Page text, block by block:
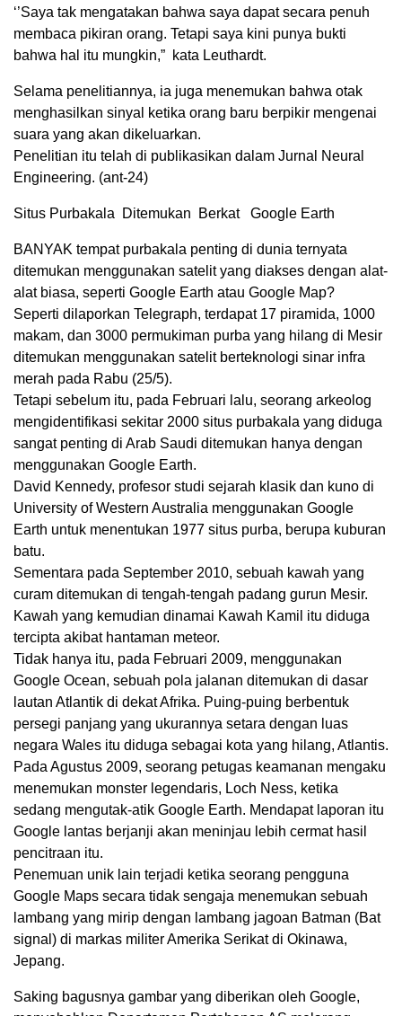
‘’Saya tak mengatakan bahwa saya dapat secara penuh
membaca pikiran orang. Tetapi saya kini punya bukti
bahwa hal itu mungkin,” kata Leuthardt.
Selama penelitiannya, ia juga menemukan bahwa otak
menghasilkan sinyal ketika orang baru berpikir mengenai
suara yang akan dikeluarkan.
Penelitian itu telah di publikasikan dalam Jurnal Neural
Engineering. (ant-24)
Situs Purbakala Ditemukan Berkat Google Earth
BANYAK tempat purbakala penting di dunia ternyata
ditemukan menggunakan satelit yang diakses dengan alat-
alat biasa, seperti Google Earth atau Google Map?
Seperti dilaporkan Telegraph, terdapat 17 piramida, 1000
makam, dan 3000 permukiman purba yang hilang di Mesir
ditemukan menggunakan satelit berteknologi sinar infra
merah pada Rabu (25/5).
Tetapi sebelum itu, pada Februari lalu, seorang arkeolog
mengidentifikasi sekitar 2000 situs purbakala yang diduga
sangat penting di Arab Saudi ditemukan hanya dengan
menggunakan Google Earth.
David Kennedy, profesor studi sejarah klasik dan kuno di
University of Western Australia menggunakan Google
Earth untuk menentukan 1977 situs purba, berupa kuburan
batu.
Sementara pada September 2010, sebuah kawah yang
curam ditemukan di tengah-tengah padang gurun Mesir.
Kawah yang kemudian dinamai Kawah Kamil itu diduga
tercipta akibat hantaman meteor.
Tidak hanya itu, pada Februari 2009, menggunakan
Google Ocean, sebuah pola jalanan ditemukan di dasar
lautan Atlantik di dekat Afrika. Puing-puing berbentuk
persegi panjang yang ukurannya setara dengan luas
negara Wales itu diduga sebagai kota yang hilang, Atlantis.
Pada Agustus 2009, seorang petugas keamanan mengaku
menemukan monster legendaris, Loch Ness, ketika
sedang mengutak-atik Google Earth. Mendapat laporan itu
Google lantas berjanji akan meninjau lebih cermat hasil
pencitraan itu.
Penemuan unik lain terjadi ketika seorang pengguna
Google Maps secara tidak sengaja menemukan sebuah
lambang yang mirip dengan lambang jagoan Batman (Bat
signal) di markas militer Amerika Serikat di Okinawa,
Jepang.
Saking bagusnya gambar yang diberikan oleh Google,